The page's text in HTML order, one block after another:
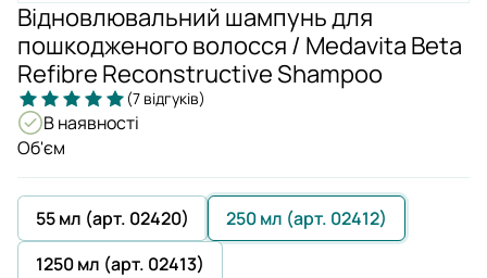
Відновлювальний шампунь для
пошкодженого волосся / Medavita Beta
Refibre Reconstructive Shampoo
(7 відгуків)
В наявності
Об'єм
55 мл (арт. 02420)
250 мл (арт. 02412)
1250 мл (арт. 02413)